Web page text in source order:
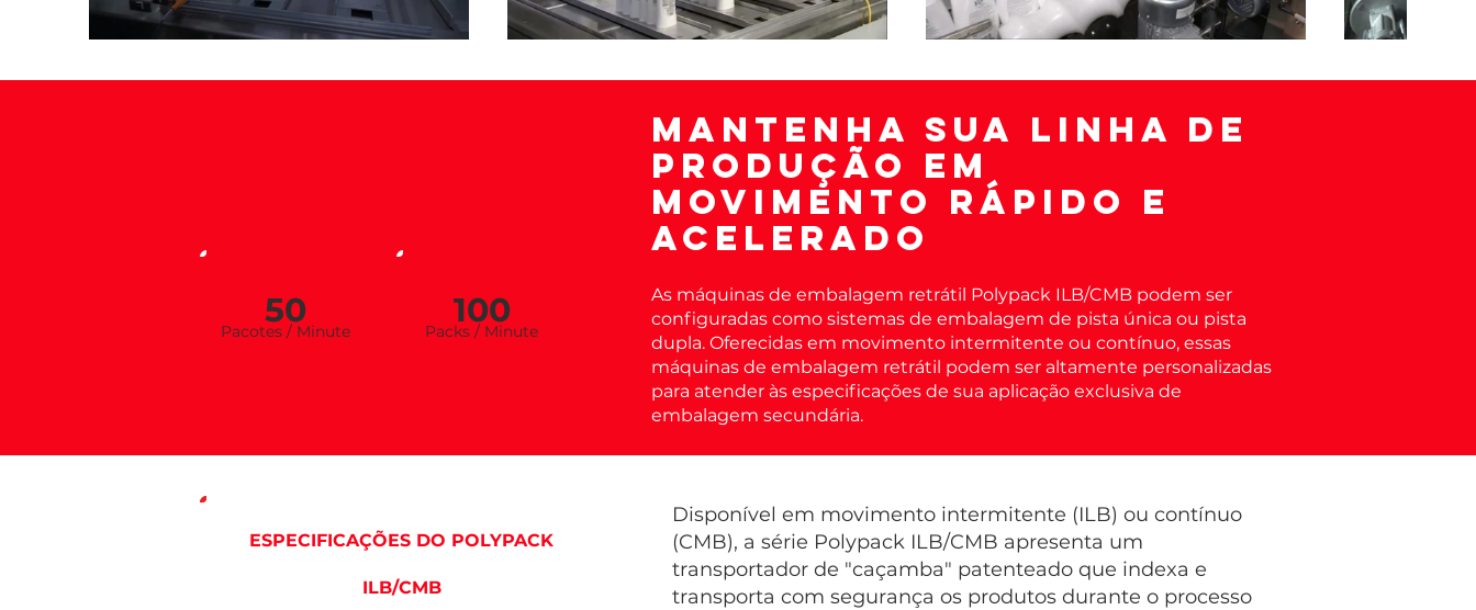
50
Pacotes / Minute
100
Packs / Minute
Mantenha sua linha de
produção em
movimento rápido e
acelerado
As máquinas de embalagem retrátil Polypack ILB/CMB podem ser
configuradas como sistemas de embalagem de pista única ou pista
dupla. Oferecidas em movimento intermitente ou contínuo, essas
máquinas de embalagem retrátil podem ser altamente personalizadas
para atender às especificações de sua aplicação exclusiva de
embalagem secundária.
ESPECIFICAÇÕES DO POLYPACK
ILB/CMB
Disponível em movimento intermitente (ILB) ou contínuo
(CMB), a série Polypack ILB/CMB apresenta um
transportador de "caçamba" patenteado que indexa e
transporta com segurança os produtos durante o processo